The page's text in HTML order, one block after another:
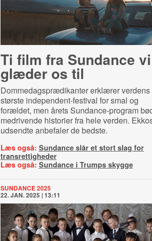
Ti film fra Sundance vi
glæder os til
Dommedagsprædikanter erklærer verdens
største independent-festival for smal og
forældet, men årets Sundance-program
medrivende historier fra hele verden.
udsendte anbefaler de bedste.
Læs også: Sundance slår et stort slag for
transrettigheder
Læs også: Sundance i Trumps skygge
SUNDANCE 2025
22. JAN. 2025 | 13:11